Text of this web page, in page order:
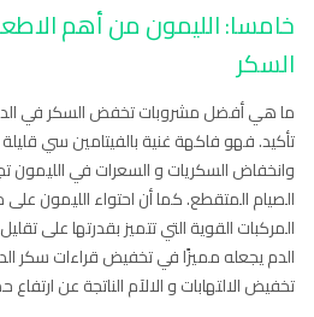
خامسا: الليمون من أهم
السكر
ما هي أفضل مشروبات تخفض السكر في
تأكيد. فهو فاكهة غنية بالفيتامين سي
وانخفاض السكريات و السعرات في الليمون
الصيام المتقطع. كما أن احتواء الليمون
المركبات القوية التي تتميز بقدرتها على
الدم يجعله مميزًا في تخفيض قراءات سكر
تخفيض الالتهابات و الالآم الناتجة عن